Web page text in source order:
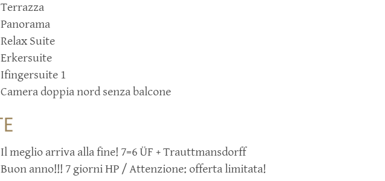
Terrazza
Panorama
Relax Suite
Erkersuite
Ifingersuite 1
Camera doppia nord senza balcone
Il meglio arriva alla fine! 7=6 ÜF + Trauttmansdorff
Buon anno!!! 7 giorni HP / Attenzione: offerta limitata!